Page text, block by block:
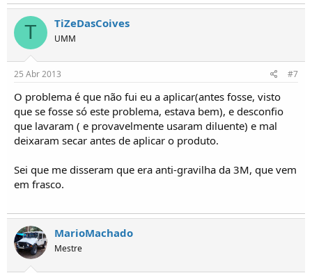
T TiZeDasCoives
UMM
25 Abr 2013 #7
O problema é que não fui eu a aplicar(antes fosse, visto
que se fosse só este problema, estava bem), e desconfio
que lavaram ( e provavelmente usaram diluente) e mal
deixaram secar antes de aplicar o produto.
Sei que me disseram que era anti-gravilha da 3M, que vem
em frasco.
MarioMachado
Mestre